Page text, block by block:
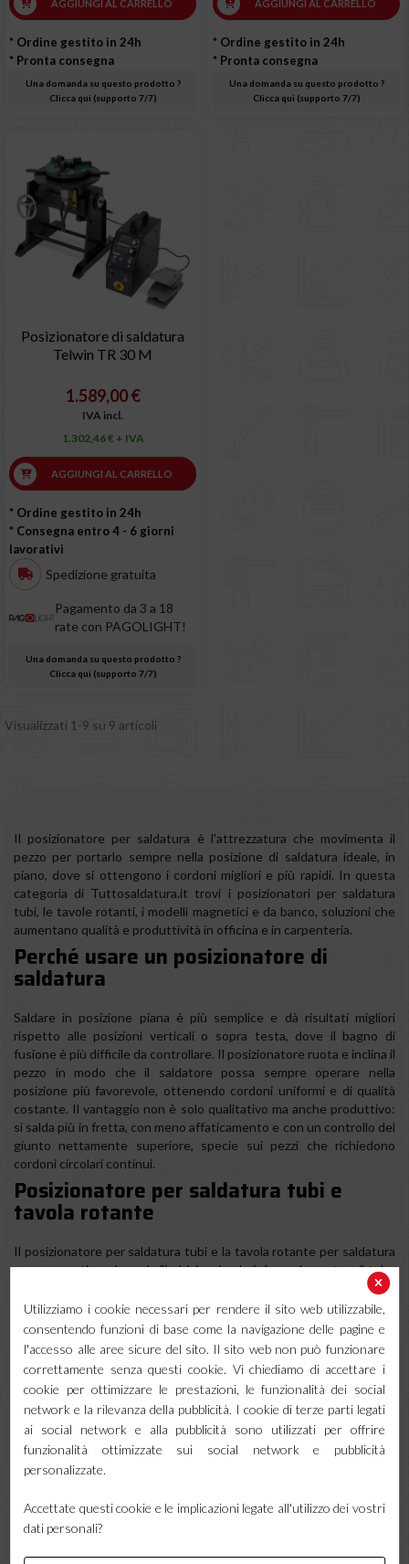
AGGIUNGI AL CARRELLO
* Ordine gestito in 24h
* Pronta consegna
Una domanda su questo prodotto ?
Clicca qui (supporto 7/7)
AGGIUNGI AL CARRELLO
* Ordine gestito in 24h
* Pronta consegna
Una domanda su questo prodotto ?
Clicca qui (supporto 7/7)
Posizionatore di saldatura
Telwin TR 30 M
1.589,00 €
IVA incl.
1.302,46 € + IVA
AGGIUNGI AL CARRELLO
* Ordine gestito in 24h
* Consegna entro 4 - 6 giorni
lavorativi
Spedizione gratuita
Pagamento da 3 a 18
rate con PAGOLIGHT!
Una domanda su questo prodotto ?
Clicca qui (supporto 7/7)
Visualizzati 1-9 su 9 articoli
Il posizionatore per saldatura è l'attrezzatura che movimenta il
pezzo per portarlo sempre nella posizione di saldatura ideale, in
piano, dove si ottengono i cordoni migliori e più rapidi. In questa
categoria di Tuttosaldatura.it trovi i posizionatori per saldatura
tubi, le tavole rotanti, i modelli magnetici e da banco, soluzioni che
aumentano qualità e produttività in officina e in carpenteria.
Perché usare un posizionatore di
saldatura
Saldare in posizione piana è più semplice e dà risultati migliori
rispetto alle posizioni verticali o sopra testa, dove il bagno di
fusione è più difficile da controllare. Il posizionatore ruota e inclina il
pezzo in modo che il saldatore possa sempre operare nella
posizione più favorevole, ottenendo cordoni uniformi e di qualità
costante. Il vantaggio non è solo qualitativo ma anche produttivo:
si salda più in fretta, con meno affaticamento e con un controllo del
giunto nettamente superiore, specie sui pezzi che richiedono
cordoni circolari continui.
Posizionatore per saldatura tubi e
tavola rotante
Il posizionatore per saldatura tubi e la tavola rotante per saldatura
sono pensati per i pezzi cilindrici e circolari: facendo ruotare il tubo
o la flangia a velocità costante mentre la torcia resta ferma,
consentono di realizzare cordoni circonferenziali perfettamente
uniformi, impossibili da ottenere con la stessa regolarità muovendo
la torcia a mano. Sono indispensabili per chi salda tubazioni,
serbatoi, flange e componenti rotosimmetrici, dove la continuità e
la costanza del cordone sono fondamentali.
Posizionatori magnetici e da banco
Il posizionatore magnetico per saldatura e il posizionatore di
saldatura da banco sono soluzioni più compatte, adatte ai pezzi di
dimensioni contenute. Il modello magnetico trattiene il pezzo
stabile per ruotare e inclinare il lavoro su una postazione fissa. Sono
ideali per le officine che lavorano pezzi piccoli e medi e cercano i
vantaggi del posizionamento senza l'ingombro dei grandi
Utilizziamo i cookie necessari per rendere il sito web utilizzabile,
consentendo funzioni di base come la navigazione delle pagine e
l'accesso alle aree sicure del sito. Il sito web non può funzionare
correttamente senza questi cookie. Vi chiediamo di accettare i
cookie per ottimizzare le prestazioni, le funzionalità dei social
network e la rilevanza della pubblicità. I cookie di terze parti legati
ai social network e alla pubblicità sono utilizzati per offrire
funzionalità ottimizzate sui social network e pubblicità
personalizzate.
Accettate questi cookie e le implicazioni legate all'utilizzo dei vostri
dati personali?